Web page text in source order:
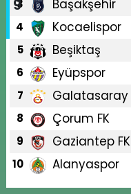
3 Başakşehir
4 Kocaelispor
5 Beşiktaş
6 Eyüpspor
7 Galatasaray
8 Çorum FK
9 Gaziantep FK
10 Alanyaspor